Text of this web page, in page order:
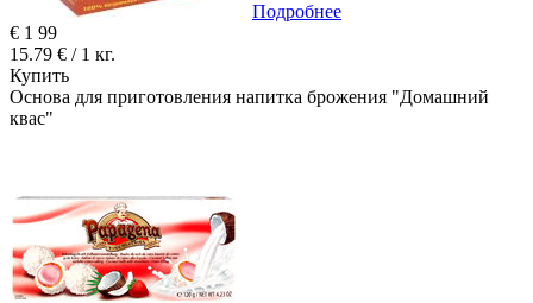
Подробнее
€ 1 99
15.79 € / 1 кг.
Купить
Основа для приготовления напитка брожения "Домашний
квас"